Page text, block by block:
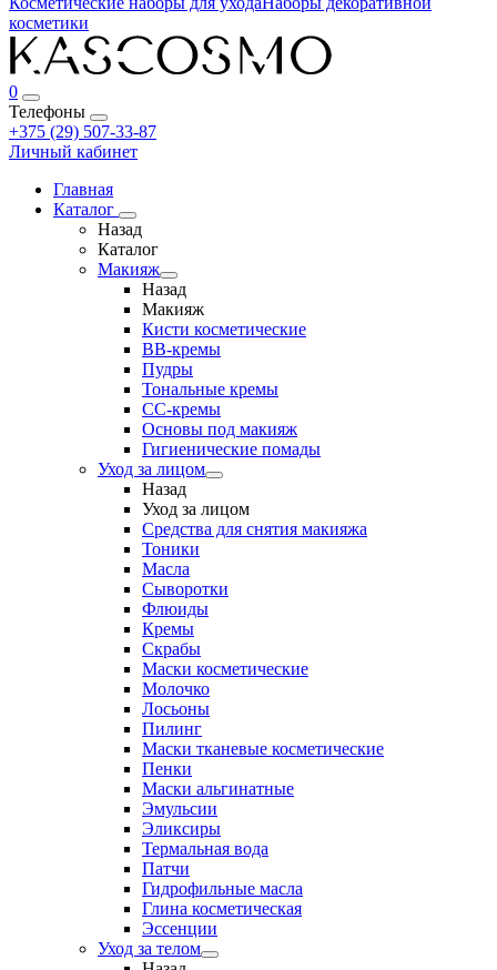
косметики
0
Телефоны
+375 (29) 507-33-87
Личный кабинет
Главная
Каталог
Назад
Каталог
Макияж
Назад
Макияж
Кисти косметические
BB-кремы
Пудры
Тональные кремы
CC-кремы
Основы под макияж
Гигиенические помады
Уход за лицом
Назад
Уход за лицом
Средства для снятия макияжа
Тоники
Масла
Сыворотки
Флюиды
Кремы
Скрабы
Маски косметические
Молочко
Лосьоны
Пилинг
Маски тканевые косметические
Пенки
Маски альгинатные
Эмульсии
Эликсиры
Термальная вода
Патчи
Гидрофильные масла
Глина косметическая
Эссенции
Уход за телом